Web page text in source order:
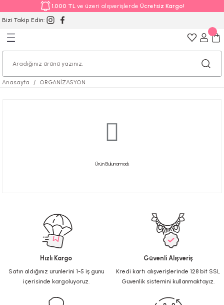
1.000 TL ve üzeri alışverişlerde Ücretsiz Kargo!
Bizi Takip Edin:
Anasayfa ORGANİZASYON
Ürün Bulunamadı.
Hızlı Kargo
Satın aldığınız ürünlerini 1-5 iş günü
içerisinde kargoluyoruz.
Güvenli Alışveriş
Kredi kartı alışverişlerinde 128 bit SSL
Güvenlik sistemini kullanmaktayız.